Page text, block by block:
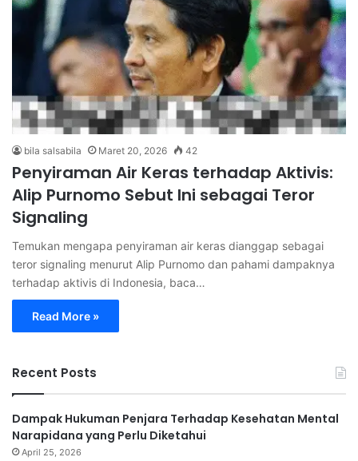
bila salsabila Maret 20, 2026 42
Penyiraman Air Keras terhadap Aktivis:
Alip Purnomo Sebut Ini sebagai Teror
Signaling
Temukan mengapa penyiraman air keras dianggap sebagai
teror signaling menurut Alip Purnomo dan pahami dampaknya
terhadap aktivis di Indonesia, baca…
Read More »
Recent Posts
Dampak Hukuman Penjara Terhadap Kesehatan Mental
Narapidana yang Perlu Diketahui
April 25, 2026